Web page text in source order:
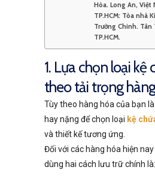
Hòa. Long An, Việt
TP.HCM: Tòa nhà
Trường Chinh. Tân
TP.HCM.
1. Lựa chọn loại kệ
theo tải trọng
Tùy theo hàng hóa của bạn
hay nặng để chọn loại kệ
và thiết kế tương ứng.
Đối với các hàng hóa hiện
dùng hai cách lưu trữ chính là: